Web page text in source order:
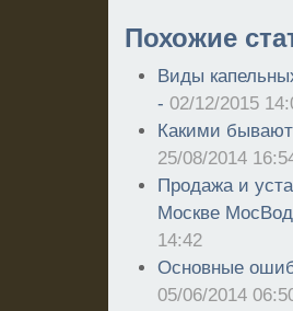
Похожие
Виды
-02/12/2015
Какими
25/08/2014
Продажа и
Москве
14:42
Основные
05/06/2014